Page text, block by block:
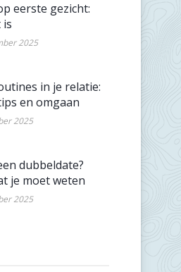
eerste gezicht:
is
2025
in je relatie:
en omgaan
2025
dubbeldate?
je moet weten
2025